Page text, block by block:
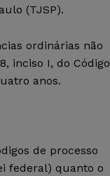
(TJSP).
ordinárias não
inciso I, do Código
anos.
de processo
federal) quanto o